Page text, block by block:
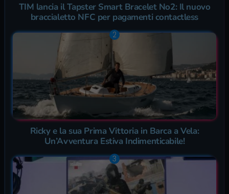
TIM lancia il Tapster Smart Bracelet No2: Il nuovo
braccialetto NFC per pagamenti contactless
Ricky e la sua Prima Vittoria in Barca a Vela:
Un’Avventura Estiva Indimenticabile!